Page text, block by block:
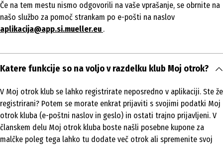
Če na tem mestu nismo odgovorili na vaše vprašanje, se obrnite na
našo službo za pomoč strankam po e-pošti na naslov
aplikacija@app.si.mueller.eu .
Katere funkcije so na voljo v razdelku klub Moj otrok?
V Moj otrok klub se lahko registrirate neposredno v aplikaciji. Ste že
registrirani? Potem se morate enkrat prijaviti s svojimi podatki Moj
otrok kluba (e-poštni naslov in geslo) in ostati trajno prijavljeni. V
članskem delu Moj otrok kluba boste našli posebne kupone za
malčke poleg tega lahko tu dodate več otrok ali spremenite svoj